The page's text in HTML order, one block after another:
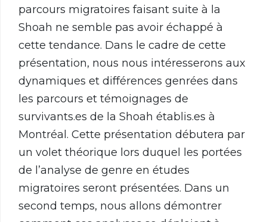
parcours migratoires faisant suite à la
Shoah ne semble pas avoir échappé à
cette tendance. Dans le cadre de cette
présentation, nous nous intéresserons aux
dynamiques et différences genrées dans
les parcours et témoignages de
survivants.es de la Shoah établis.es à
Montréal. Cette présentation débutera par
un volet théorique lors duquel les portées
de l’analyse de genre en études
migratoires seront présentées. Dans un
second temps, nous allons démontrer